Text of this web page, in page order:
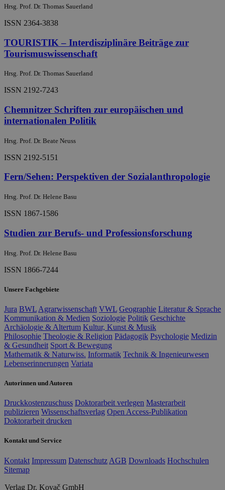
Hrsg. Prof. Dr. Thomas Sauerland
ISSN 2364-3838
TOURISTIK – Interdisziplinäre Beiträge zur
Tourismuswissenschaft
Hrsg. Prof. Dr. Thomas Sauerland
ISSN 2192-7243
Chemnitzer Schriften zur europäischen und
internationalen Politik
Hrsg. Prof. Dr. Beate Neuss
ISSN 2192-5151
Fern/Sehen: Perspektiven der Sozialanthropologie
Hrsg. Prof. Dr. Helene Basu
ISSN 1867-1586
Studien zur Berufs- und Professionsforschung
Hrsg. Prof. Dr. Helene Basu
ISSN 1866-7244
Unsere Fachgebiete
Jura BWL Agrarwissenschaft VWL Geographie Literatur & Sprache
Kommunikation & Medien Soziologie Politik Geschichte
Archäologie & Altertum Kultur, Kunst & Musik
Philosophie Theologie & Religion Pädagogik Psychologie Medizin
& Gesundheit Sport & Bewegung
Mathematik & Naturwiss. Informatik Technik & Ingenieurwesen
Lebenserinnerungen Variata
Autorinnen und Autoren
Druckkostenzuschuss Doktorarbeit verlegen Masterarbeit
publizieren Wissenschaftsverlag Open Access-Publikation
Doktorarbeit drucken
Kontakt und Service
Kontakt Impressum Datenschutz AGB Downloads Hochschulen
Sitemap
Verlag Dr. Kovač GmbH